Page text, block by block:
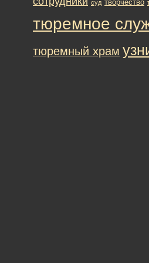
суд творчество
тюремное
тюремный храм